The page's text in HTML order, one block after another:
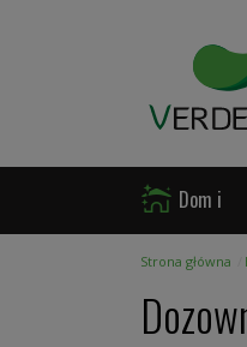
Dom i
Ogród
Strona główna